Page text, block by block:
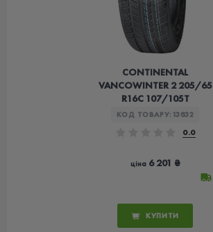
CONTINENTAL
VANCOWINTER 2 205/65
R16C 107/105T
КОД ТОВАРУ: 13832
0.0
ціна6 201 ₴
КУПИТИ